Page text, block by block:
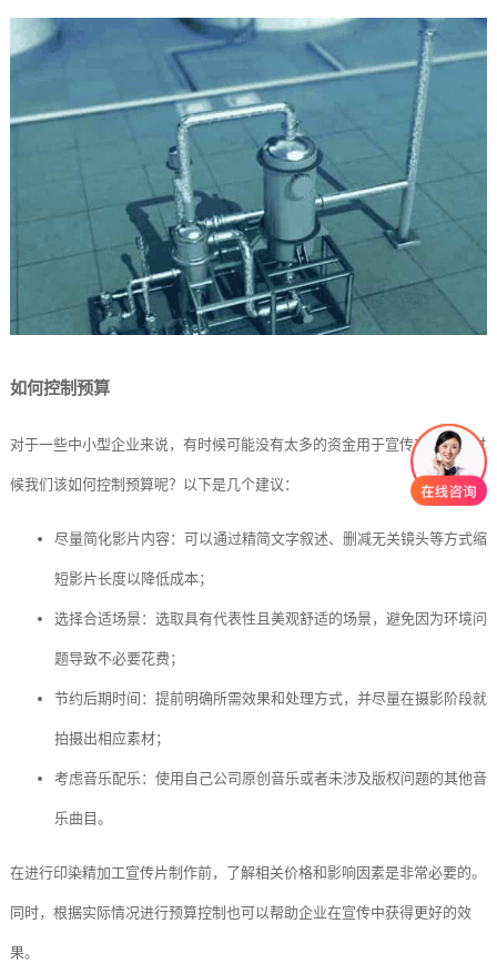
如何控制预算
对于一些中小型企业来说，有时候可能没有太多的资金用于宣传方面。这时
候我们该如何控制预算呢？以下是几个建议：
尽量简化影片内容：可以通过精简文字叙述、删减无关镜头等方式缩
短影片长度以降低成本；
选择合适场景：选取具有代表性且美观舒适的场景，避免因为环境问
题导致不必要花费；
节约后期时间：提前明确所需效果和处理方式，并尽量在摄影阶段就
拍摄出相应素材；
考虑音乐配乐：使用自己公司原创音乐或者未涉及版权问题的其他音
乐曲目。
在进行印染精加工宣传片制作前，了解相关价格和影响因素是非常必要的。
同时，根据实际情况进行预算控制也可以帮助企业在宣传中获得更好的效
果。